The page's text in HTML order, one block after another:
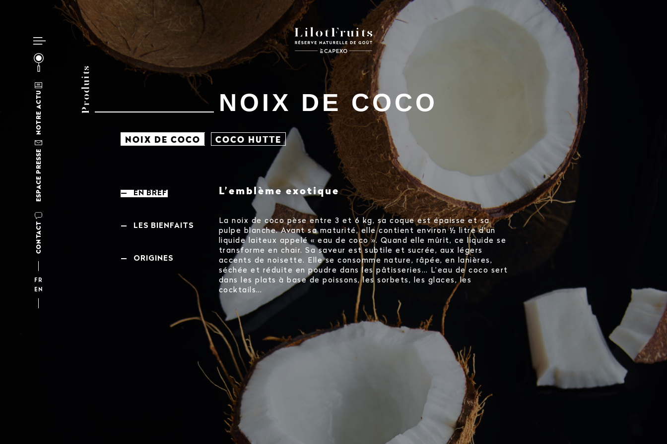
Produits NOIX DE COCO
NOIX DE COCO COCO HUTTE
— EN BREF
— LES BIENFAITS
— ORIGINES
L’emblème exotique
La noix de coco pèse entre 3 et 6 kg, sa coque est épaisse et sa
pulpe blanche. Avant sa maturité, elle contient environ ½ litre d’un
liquide laiteux appelé « eau de coco ». Quand elle mûrit, ce liquide se
transforme en chair. Sa saveur est subtile et sucrée, aux légers
accents de noisette. Elle se consomme nature, râpée, en lanières,
séchée et réduite en poudre dans les pâtisseries… L’eau de coco sert
dans les plats à base de poissons, les sorbets, les glaces, les
cocktails…
NOTRE ACTU
ESPACE PRESSE
CONTACT
FR
EN